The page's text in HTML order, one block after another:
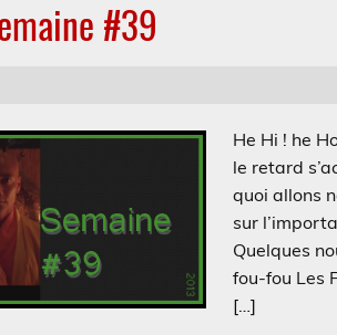
#39
He Hi ! he
le retard
quoi allons
sur
Quelques
fou-fou Les
[…]